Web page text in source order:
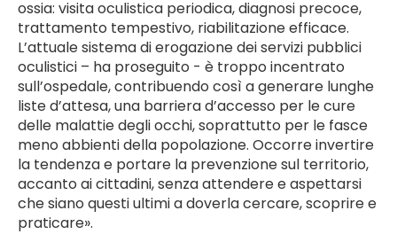
ossia: visita oculistica periodica, diagnosi precoce,
trattamento tempestivo, riabilitazione efficace.
L’attuale sistema di erogazione dei servizi pubblici
oculistici – ha proseguito - è troppo incentrato
sull’ospedale, contribuendo così a generare lunghe
liste d’attesa, una barriera d’accesso per le cure
delle malattie degli occhi, soprattutto per le fasce
meno abbienti della popolazione. Occorre invertire
la tendenza e portare la prevenzione sul territorio,
accanto ai cittadini, senza attendere e aspettarsi
che siano questi ultimi a doverla cercare, scoprire e
praticare».